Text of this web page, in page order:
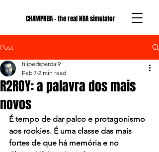
CHAMPNBA - the real NBA simulator
Post
R2ROY: a palavra dos mais
novos
filipedspardal9
Feb 7 2 min read
É tempo de dar palco e protagonismo
aos rookies. É uma classe das mais
fortes de que há memória e no